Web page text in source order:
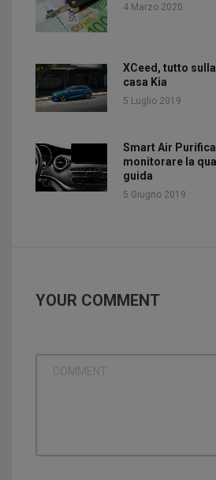
4 Marzo 2020
XCeed, tutto
casa Kia
5 Luglio 2019
Smart Air
monitorare la
guida
5 Giugno 2019
YOUR COMMENT